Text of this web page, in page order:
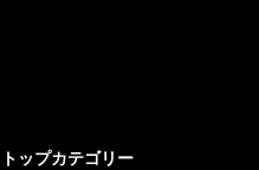
トップカテゴリー